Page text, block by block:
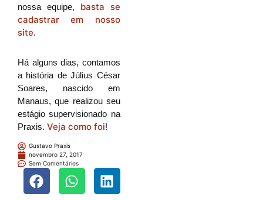
nossa equipe, basta se
cadastrar em nosso
site.
Há alguns dias, contamos
a história de Július César
Soares, nascido em
Manaus, que realizou seu
estágio supervisionado na
Praxis. Veja como foi!
Gustavo Praxis
novembro 27, 2017
Sem Comentários